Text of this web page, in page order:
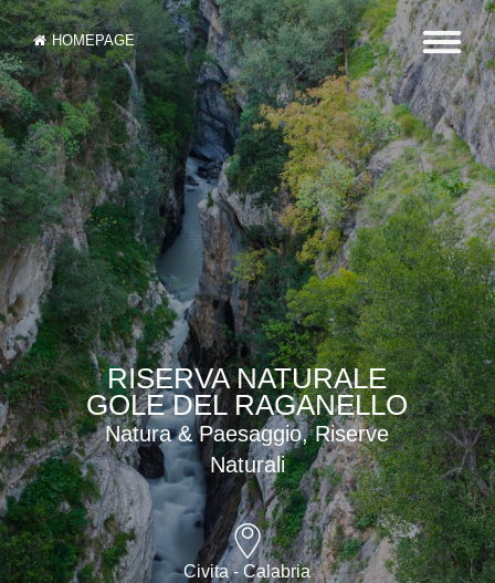
HOMEPAGE
RISERVA NATURALE
GOLE DEL RAGANELLO
Natura & Paesaggio, Riserve
Naturali
Civita - Calabria